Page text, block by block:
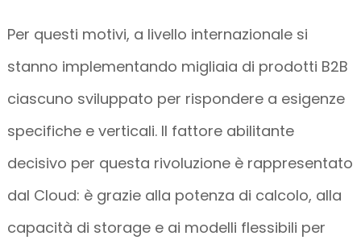
Per questi motivi, a livello internazionale si
stanno implementando migliaia di prodotti B2B
ciascuno sviluppato per rispondere a esigenze
specifiche e verticali. Il fattore abilitante
decisivo per questa rivoluzione è rappresentato
dal Cloud: è grazie alla potenza di calcolo, alla
capacità di storage e ai modelli flessibili per